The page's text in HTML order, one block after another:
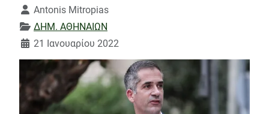
Λεπτομέρειες
Antonis Mitropias
ΔΗΜ. ΑΘΗΝΑΙΩΝ
21 Ιανουαρίου 2022